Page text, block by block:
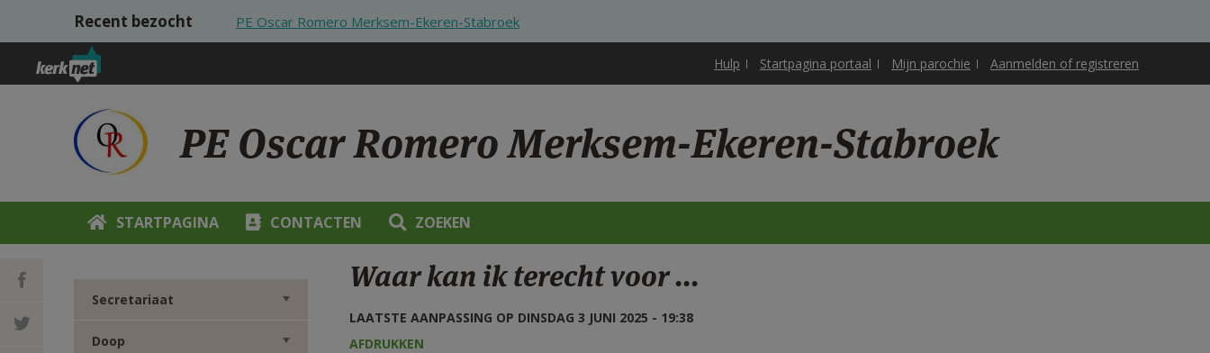
Overslaan en naar de inhoud gaan
Recent bezocht PE Oscar Romero Merksem-Ekeren-Stabroek
Hulp Startpagina portaal Mijn parochie Aanmelden of registreren
PE Oscar Romero Merksem-Ekeren-Stabroek
STARTPAGINA CONTACTEN ZOEKEN
DEEL OP
Secretariaat
Doop
Waar kan ik terecht voor ...
LAATSTE AANPASSING OP DINSDAG 3 JUNI 2025 - 19:38
AFDRUKKEN